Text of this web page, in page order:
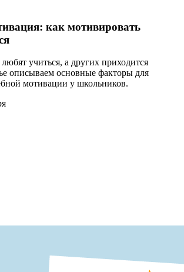
как мотивировать
учиться, а других приходится
описываем основные факторы для
мотивации у школьников.